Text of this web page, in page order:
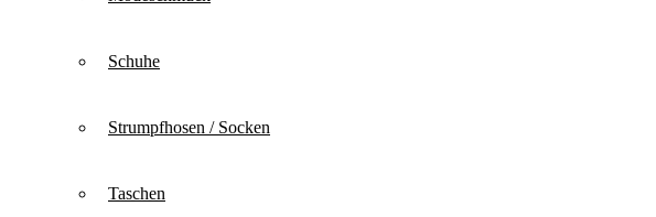
Schuhe
Strumpfhosen / Socken
Taschen